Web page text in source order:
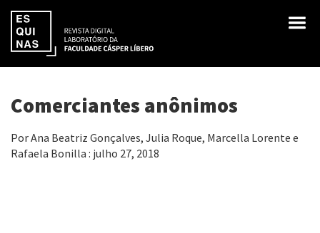
Comerciantes anônimos
Por Ana Beatriz Gonçalves, Julia Roque, Marcella Lorente e
Rafaela Bonilla : julho 27, 2018